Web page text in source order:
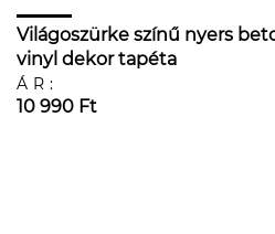
Világoszürke színű nyers
vinyl dekor tapéta
ÁR:
10 990 Ft